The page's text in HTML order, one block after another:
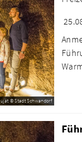
© Stadt Schwandorf